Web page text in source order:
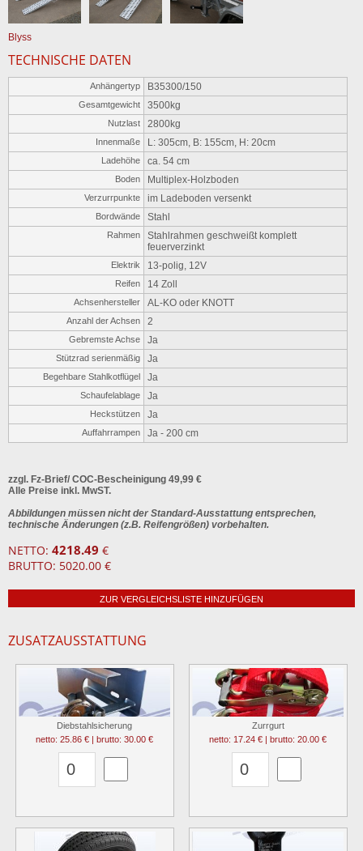
Blyss
TECHNISCHE DATEN
Anhängertyp B35300/150
Gesamtgewicht 3500kg
Nutzlast 2800kg
Innenmaße L: 305cm, B: 155cm, H: 20cm
Ladehöhe ca. 54 cm
Boden Multiplex-Holzboden
Verzurrpunkte im Ladeboden versenkt
Bordwände Stahl
Rahmen
Stahlrahmen geschweißt komplett
feuerverzinkt
Elektrik 13-polig, 12V
Reifen 14 Zoll
Achsenhersteller AL-KO oder KNOTT
Anzahl der Achsen 2
Gebremste Achse Ja
Stützrad serienmäßig Ja
Begehbare Stahlkotflügel Ja
Schaufelablage Ja
Heckstützen Ja
Auffahrrampen Ja - 200 cm
zzgl. Fz-Brief/ COC-Bescheinigung 49,99 €
Alle Preise inkl. MwST.
Abbildungen müssen nicht der Standard-Ausstattung entsprechen,
technische Änderungen (z.B. Reifengrößen) vorbehalten.
NETTO: 4218.49 €
BRUTTO: 5020.00 €
ZUR VERGLEICHSLISTE HINZUFÜGEN
ZUSATZAUSSTATTUNG
Diebstahlsicherung
netto: 25.86 € | brutto: 30.00 €
Zurrgurt
netto: 17.24 € | brutto: 20.00 €